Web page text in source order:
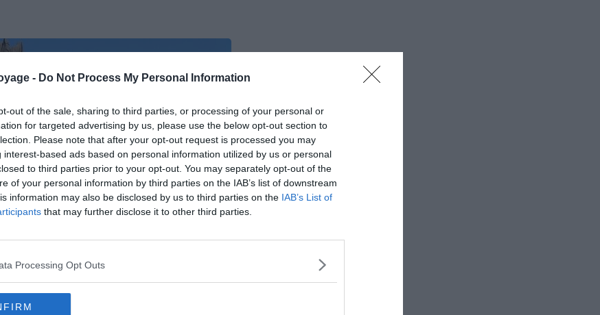
- Do Not Process My Personal Information
out of the sale, sharing to third parties, or processing of your personal or
for targeted advertising by us, please use the below opt-out section to
Please note that after your opt-out request is processed you may
interest-based ads based on personal information utilized by us or personal
to third parties prior to your opt-out. You may separately opt-out of the
of your personal information by third parties on the IAB’s list of downstream
information may also be disclosed by us to third parties on the IAB’s List of
that may further disclose it to other third parties.
Processing Opt Outs